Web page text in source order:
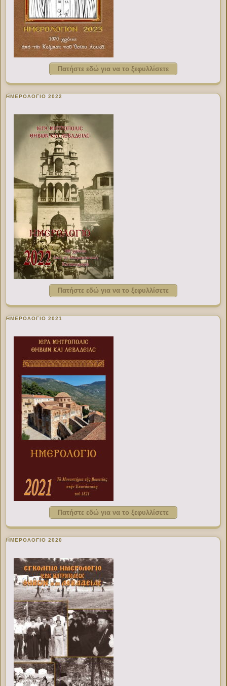
Πατήστε εδώ για να το ξεφυλλίσετε
ΗΜΕΡΟΛΟΓΙΟ 2022
Πατήστε εδώ για να το ξεφυλλίσετε
ΗΜΕΡΟΛΟΓΙΟ 2021
Πατήστε εδώ για να το ξεφυλλίσετε
ΗΜΕΡΟΛΟΓΙΟ 2020